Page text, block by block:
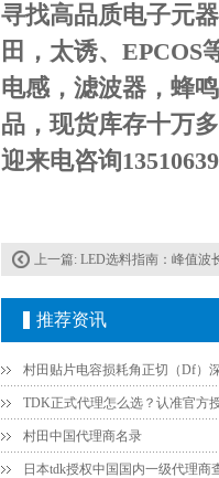
寻找高品质电子元
田，太诱、EPCOS
电感，滤波器，蜂
品，现货库存十万
迎来电咨询
上一篇: LED选料指南：峰值波长
推荐资讯
村田中国代理商名录
日本tdk授权中国国内一级代理商